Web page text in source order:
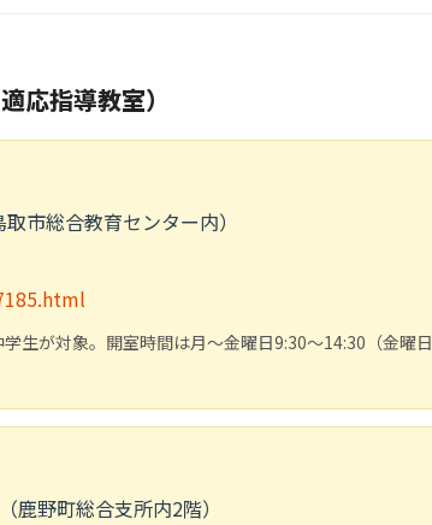
応指導教室）
市総合教育センター内）
生が対象。開室時間は月～金曜日9:30～14:30（金曜日
野町総合支所内2階）